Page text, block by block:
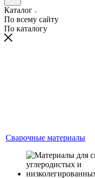
Каталог
По всему сайту
По каталогу
Сварочные материалы